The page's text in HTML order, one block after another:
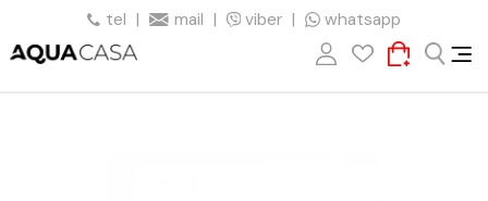
tel | mail | viber | whatsapp